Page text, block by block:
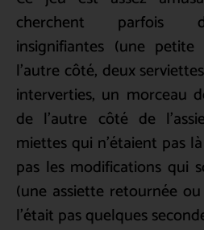
cherchent parfois
insignifiantes (une
l’autre côté, deux
interverties, un morceau
de l’autre côté de
miettes qui n’étaient pas
pas les modifications qui
(une assiette retournée
l’était pas quelques